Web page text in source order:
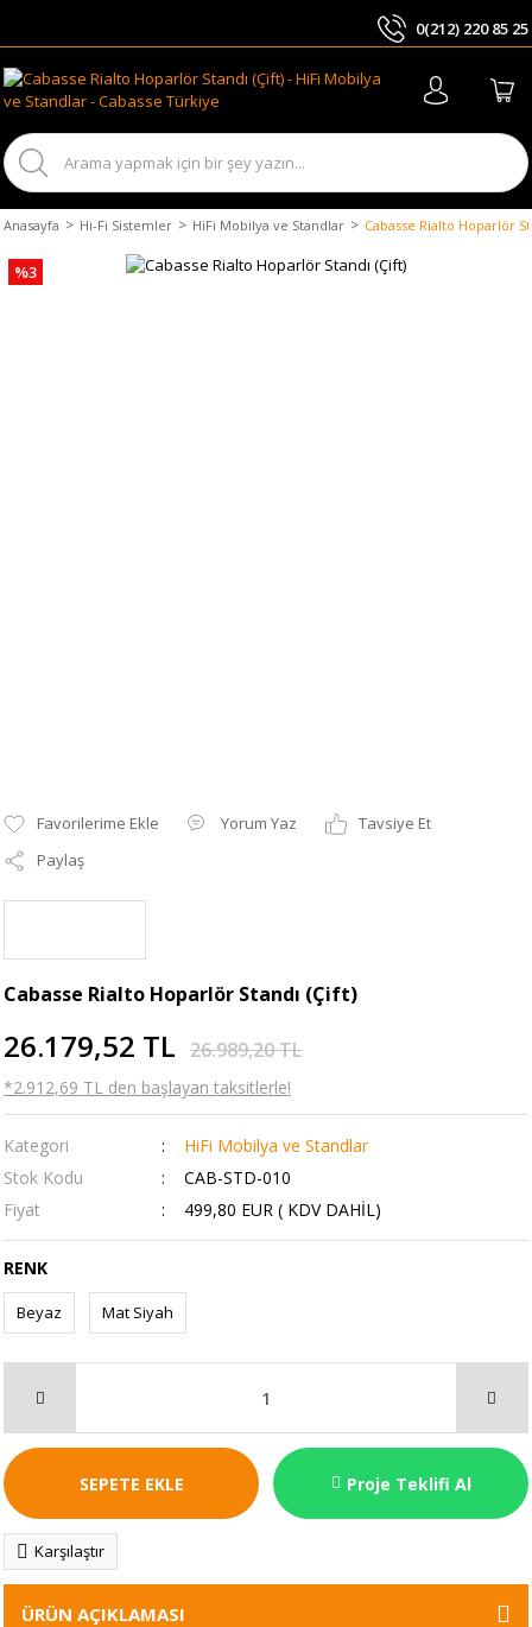
0(212) 220 85 25
Anasayfa Hi-Fi Sistemler HiFi Mobilya ve Standlar Cabasse Rialto Hoparlör
%3
Yorum Yaz
Tavsiye Et
Paylaş
Cabasse Rialto Hoparlör Standı (Çift)
26.179,52 TL 26.989,20 TL
*2.912,69 TL den başlayan taksitlerle!
Kategori
HiFi Mobilya ve Standlar
Stok Kodu
CAB-STD-010
Fiyat
499,80 EUR ( KDV DAHİL)
RENK
Beyaz Mat Siyah
SEPETE EKLE Proje Teklifi Al
Karşılaştır
ÜRÜN AÇIKLAMASI